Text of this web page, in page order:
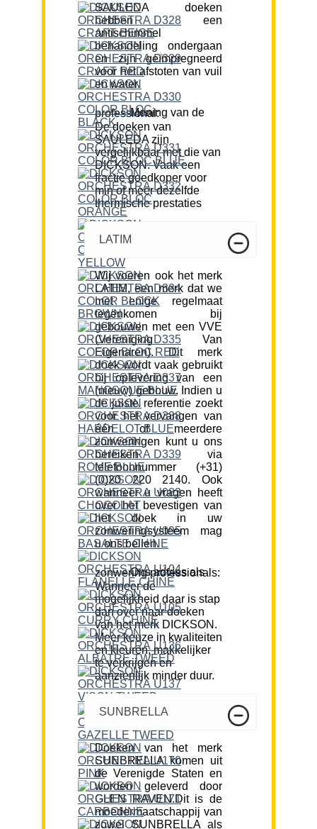
SAULEDA doeken
hebben een
antischimmel
behandeling ondergaan
en zijn geïmpregneerd
voor het afstoten van vuil
en water.
Mening van de professional:
De doeken van
SAULEDA zijn
vergelijkbaar met die van
DICKSON. Vaak een
fractie goedkoper voor
min of meer dezelfde
thermische prestaties
LATIM
Wij voeren ook het merk
LATIM, een merk dat we
met enige regelmaat
tegenkomen bij
gebouwen met een VVE
(Vereniging Van
Eigenaren). Dit merk
doek wordt vaak gebruikt
bij oplevering van een
(nieuw) gebouw. Indien u
de juiste referentie zoekt
voor het vervangen van
één of meerdere
zonweringen kunt u ons
bereiken via
telefoonnummer (+31)
(0)20 220 2140. Ook
wanneer u vragen heeft
over het bevestigen van
het doek in uw
zonweringsysteem mag
u ons bellen.
Ons advies als zonwering professionals:
Wanneer de
mogelijkheid daar is stap
dan over naar doeken
van het merk DICKSON.
Meer keuze in kwaliteiten
en kleuren, makkelijker
te verkrijgen en
aanzienlijk minder duur.
SUNBRELLA
Doeken van het merk
SUNBRELLA komen uit
de Verenigde Staten en
worden geleverd door
GLEN RAVEN.Dit is de
moedermaatschappij van
zowel SUNBRELLA als